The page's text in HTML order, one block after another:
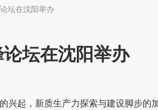
坛在沈阳举办
坛在沈阳举办
兴起，新质生产力探索与建设脚步的